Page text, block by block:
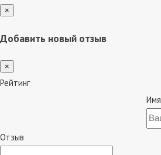
×
Добавить новый отзыв
×
Рейтинг
Имя
Отзыв